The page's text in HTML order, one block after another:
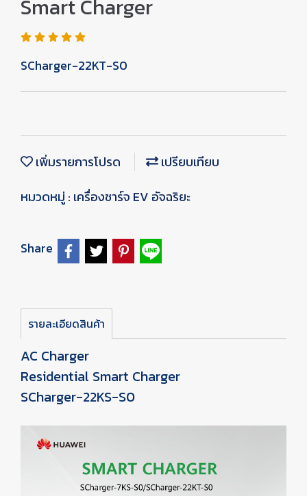
Smart Charger
SCharger-22KT-S0
เพิ่มรายการโปรด
เปรียบเทียบ
หมวดหมู่ : เครื่องชาร์จ EV อัจฉริยะ
Share
รายละเอียดสินค้า
AC Charger
Residential Smart Charger
SCharger-22KS-S0